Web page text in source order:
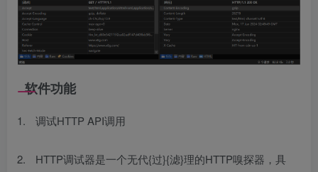
软件功能
调试HTTP API调用
HTTP调试器是一个无代{过}{滤}理的HTTP嗅探器，具